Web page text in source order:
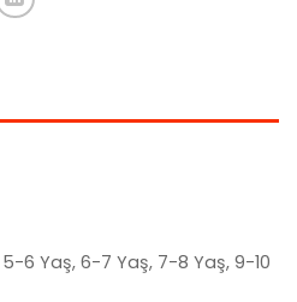
6 Yaş, 6-7 Yaş, 7-8 Yaş, 9-10